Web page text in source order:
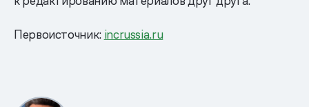
Первоисточник: incrussia.ru